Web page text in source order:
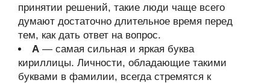
принятии решений, такие люди чаще всего
думают достаточно длительное время перед
тем, как дать ответ на вопрос.
А — самая сильная и яркая буква
кириллицы. Личности, обладающие такими
буквами в фамилии, всегда стремятся к